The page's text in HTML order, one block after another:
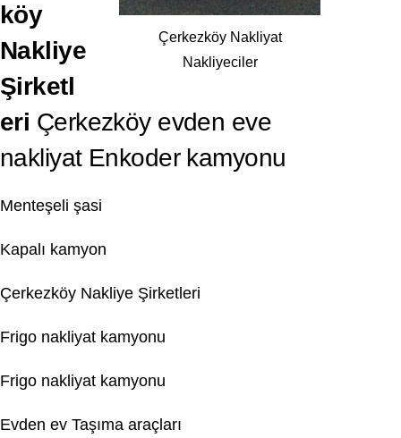
Çerkezköy Nakliyat
Nakliyeciler
köy
Nakliye
Şirketl
eri Çerkezköy evden eve
nakliyat Enkoder kamyonu
Menteşeli şasi
Kapalı kamyon
Çerkezköy Nakliye Şirketleri
Frigo nakliyat kamyonu
Frigo nakliyat kamyonu
Evden ev Taşıma araçları